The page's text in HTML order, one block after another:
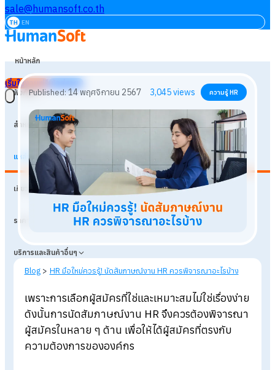
sale@humansoft.co.th
TH EN
หน้าหลัก
ฟังก์ชัน
สำหรับธุรกิจ
แหล่งเรียนรู้
เกี่ยวกับเรา
ราคา
บริการและสินค้าอื่นๆ
เริ่มใช้งานฟรี
Published:14 พฤศจิกายน 2567 3,045views